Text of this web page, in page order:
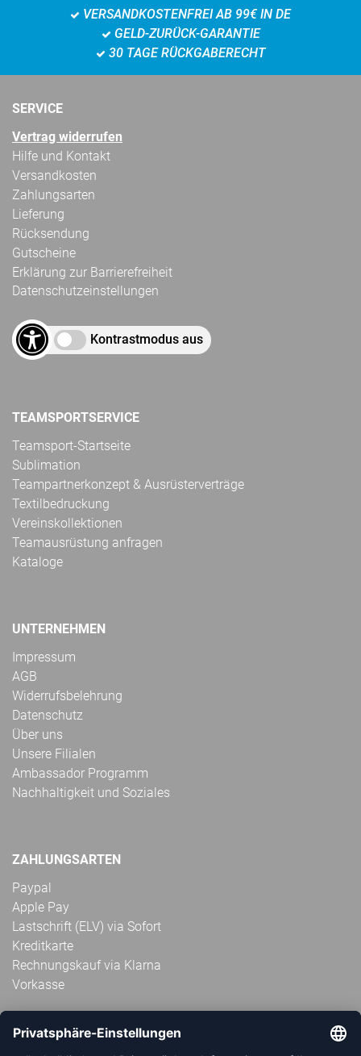
VERSANDKOSTENFREI AB 99€ IN DE
GELD-ZURÜCK-GARANTIE
30 TAGE RÜCKGABERECHT
SERVICE
Vertrag widerrufen
Hilfe und Kontakt
Versandkosten
Zahlungsarten
Lieferung
Rücksendung
Gutscheine
Erklärung zur Barrierefreiheit
Datenschutzeinstellungen
Kontrastmodus aus
TEAMSPORTSERVICE
Teamsport-Startseite
Sublimation
Teampartnerkonzept & Ausrüsterverträge
Textilbedruckung
Vereinskollektionen
Teamausrüstung anfragen
Kataloge
UNTERNEHMEN
Impressum
AGB
Widerrufsbelehrung
Datenschutz
Über uns
Unsere Filialen
Ambassador Programm
Nachhaltigkeit und Soziales
ZAHLUNGSARTEN
Paypal
Apple Pay
Lastschrift (ELV) via Sofort
Kreditkarte
Rechnungskauf via Klarna
Vorkasse
ABONNIERE JETZT DEN KOSTENLOSEN